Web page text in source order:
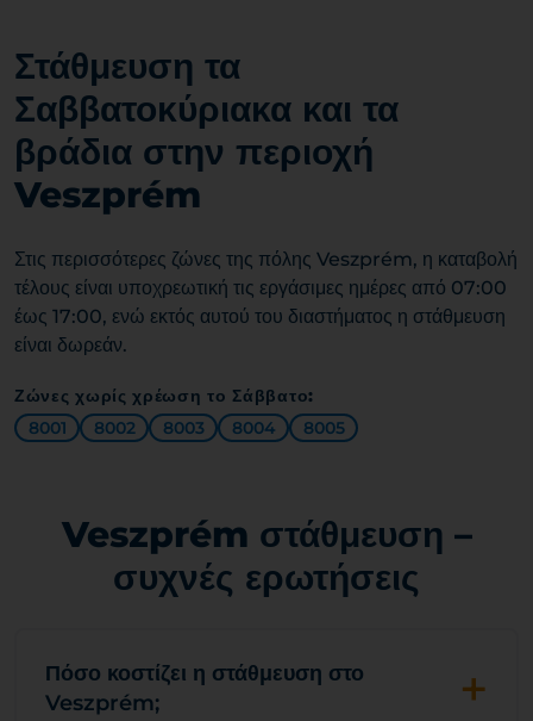
Στάθμευση τα
Σαββατοκύριακα και τα
βράδια στην περιοχή
Veszprém
Στις περισσότερες ζώνες της πόλης Veszprém, η καταβολή
τέλους είναι υποχρεωτική τις εργάσιμες ημέρες από 07:00
έως 17:00, ενώ εκτός αυτού του διαστήματος η στάθμευση
είναι δωρεάν.
Ζώνες χωρίς χρέωση το Σάββατο:
8001
8002 8003 8004 8005
Veszprém στάθμευση –
συχνές ερωτήσεις
Πόσο κοστίζει η στάθμευση στο
Veszprém;
+